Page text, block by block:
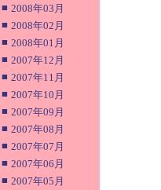
■ 2008年03月
■ 2008年02月
■ 2008年01月
■ 2007年12月
■ 2007年11月
■ 2007年10月
■ 2007年09月
■ 2007年08月
■ 2007年07月
■ 2007年06月
■ 2007年05月